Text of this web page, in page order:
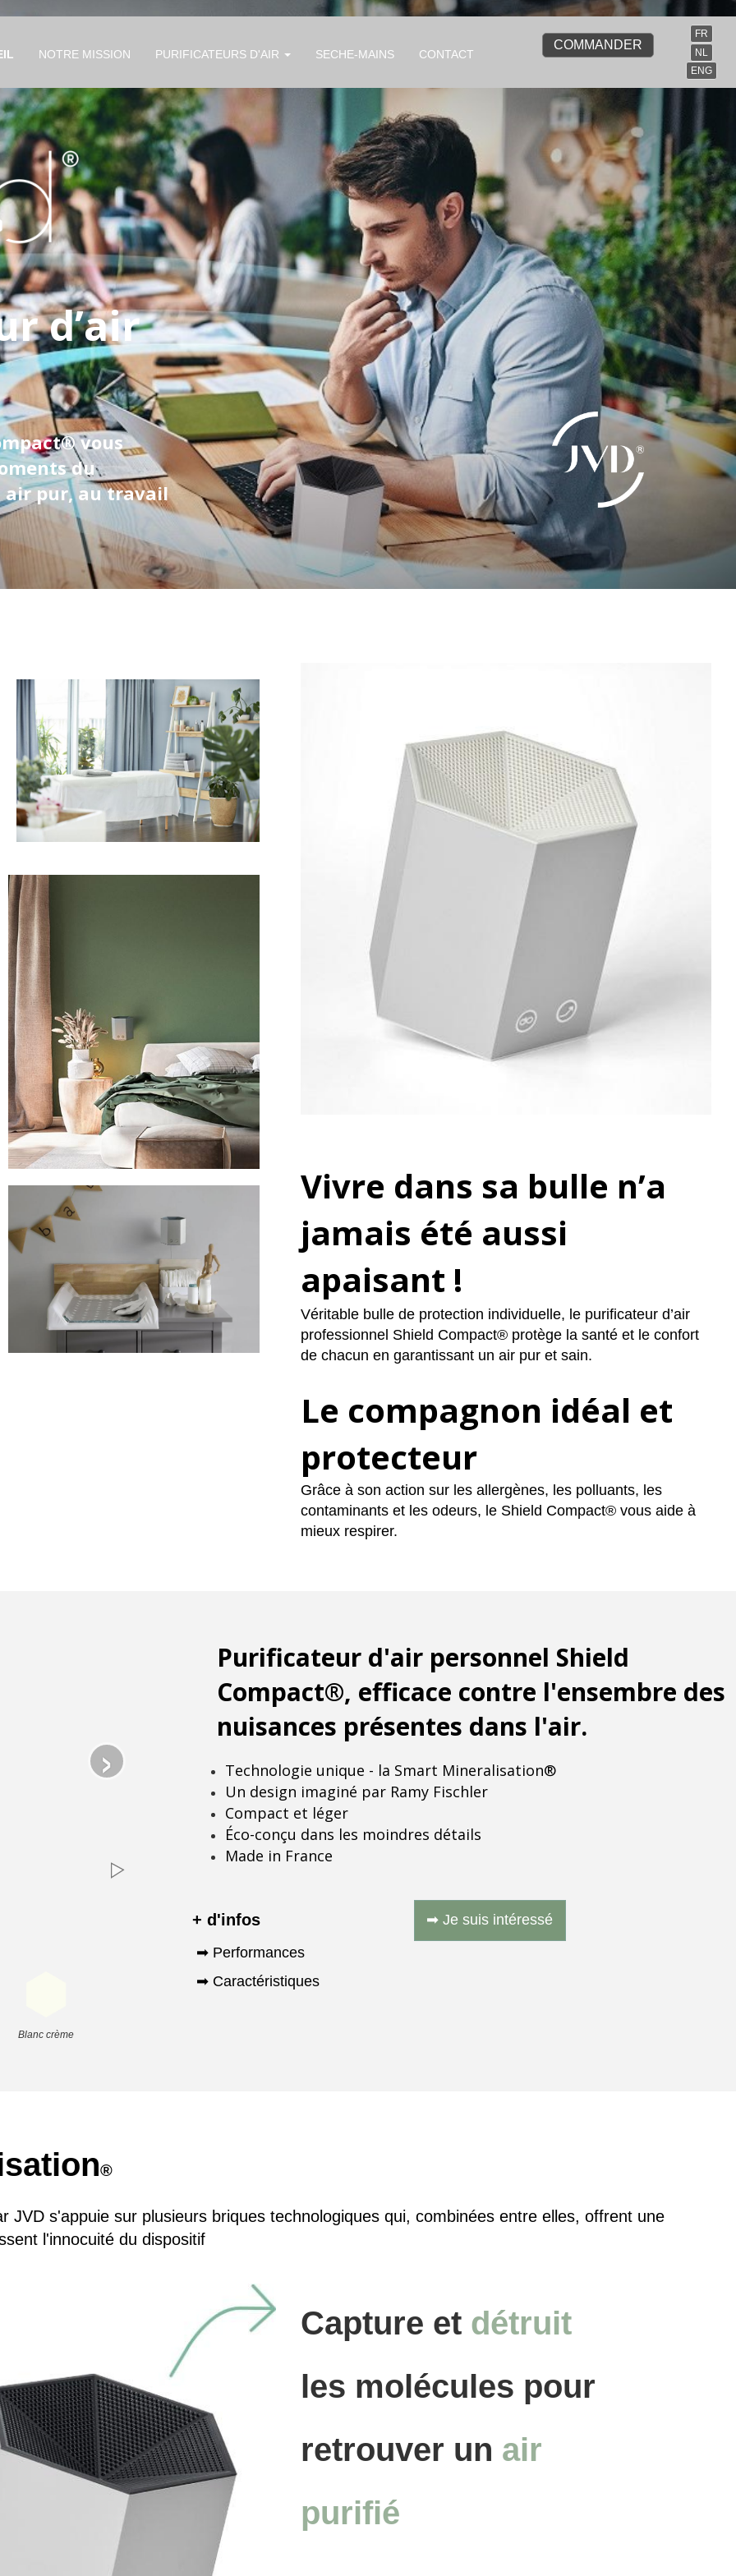
NOTRE MISSION PURIFICATEURS D'AIR SECHE-MAINS CONTACT
COMMANDER
FR
NL
ENG
d’air
vous
du
air pur, au travail
Vivre dans sa bulle n’a
jamais été aussi
apaisant !
Véritable bulle de protection individuelle, le purificateur d’air
professionnel Shield Compact® protège la santé et le confort
de chacun en garantissant un air pur et sain.
Le compagnon idéal et
protecteur
Grâce à son action sur les allergènes, les polluants, les
contaminants et les odeurs, le Shield Compact® vous aide à
mieux respirer.
›
Blanc crème
Purificateur d'air personnel Shield
Compact®, efficace contre l'ensembre des
nuisances présentes dans l'air.
Technologie unique - la Smart Mineralisation®
Un design imaginé par Ramy Fischler
Compact et léger
Éco-conçu dans les moindres détails
Made in France
+ d'infos
➡ Performances
➡ Caractéristiques
➡ Je suis intéressé
®
JVD s'appuie sur plusieurs briques technologiques qui, combinées entre elles, offrent une
l'innocuité du dispositif
Capture et détruit
les molécules pour
retrouver un air
purifié